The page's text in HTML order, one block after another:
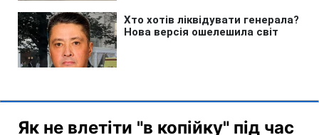
Як не влетіти "в копійку" під час